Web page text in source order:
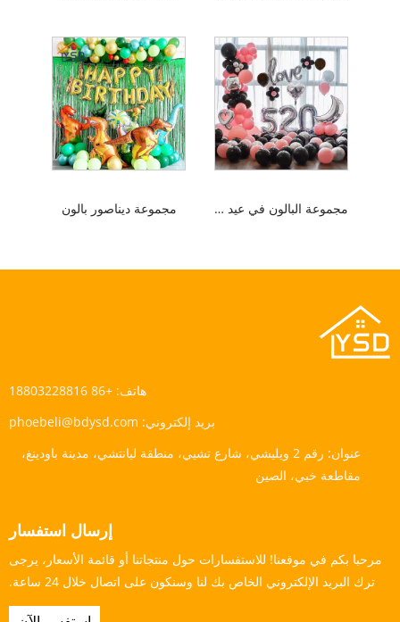
مجموعة ديناصور بالون مجموعة البالون في عيد الحب
هاتف: +86 18803228816
بريد إلكتروني: phoebeli@bdysd.com
عنوان:
رقم 2 ويليشي، شارع تشيي، منطقة ليانتشي، مدينة باودينغ،
مقاطعة خبي، الصين
إرسال استفسار
مرحبا بكم في موقعنا! للاستفسارات حول منتجاتنا أو قائمة الأسعار، يرجى
ترك البريد الإلكتروني الخاص بك لنا وسنكون على اتصال خلال 24 ساعة.